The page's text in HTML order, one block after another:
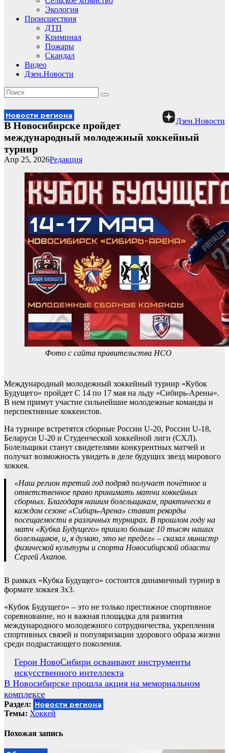
Экология
Происшествия
ДТП
Криминал
Пожары
Скандал
Видео
Дзен.Новости
Дзен.Новости
Новости региона
В Новосибирске пройдет
международный молодежный хоккейный
турнир
Редакция
Апр 25, 2026
Фото с сайта правительства НСО
Международный молодежный хоккейный турнир «Кубок
Будущего» пройдет С 14 по 17 мая на льду «Сибирь-Арены».
В нем примут участие сильнейшие молодежные команды и
перспективные хоккеистов.
На турнире встретятся сборные России U-20, России U-18,
Беларуси U-20 и Студенческой хоккейной лиги (СХЛ).
Болельщики станут свидетелями конкурентных матчей и
получат возможность увидеть в деле будущих звезд мирового
хоккея.
«Наш регион третий год подряд получает почётное и
ответственное право принимать матчи хоккейных
сборных. Благодаря нашим болельщикам, практически в
каждом сезоне «Сибирь-Арена» ставит рекорды
посещаемости в различных турнирах. В прошлом году на
матч «Кубка Будущего» пришло больше 10 тысяч наших
болельщиков, и, я думаю, это не предел» – сказал министр
физической культуры и спорта Новосибирской области
Сергей Ахапов.
В рамках «Кубка Будущего» состоится динамичный турнир в
формате хоккея 3х3.
«Кубок Будущего» – это не только престижное спортивное
соревнование, но и важная площадка для развития
международного молодежного сотрудничества, укрепления
спортивных связей и популяризации здорового образа жизни
среди подрастающего поколения.
Навигация
по
записям
Герои НовоСибири осваивают инструменты
искусственного интеллекта
В Новосибирске прошла акция на мемориальном
комплексе
Раздел: Новости региона
Темы: Хоккей
Похожая запись